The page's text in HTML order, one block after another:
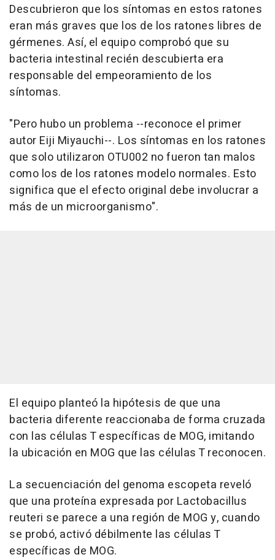
Descubrieron que los síntomas en estos ratones
eran más graves que los de los ratones libres de
gérmenes. Así, el equipo comprobó que su
bacteria intestinal recién descubierta era
responsable del empeoramiento de los
síntomas.
"Pero hubo un problema --reconoce el primer
autor Eiji Miyauchi--. Los síntomas en los ratones
que solo utilizaron OTU002 no fueron tan malos
como los de los ratones modelo normales. Esto
significa que el efecto original debe involucrar a
más de un microorganismo".
El equipo planteó la hipótesis de que una
bacteria diferente reaccionaba de forma cruzada
con las células T específicas de MOG, imitando
la ubicación en MOG que las células T reconocen.
La secuenciación del genoma escopeta reveló
que una proteína expresada por Lactobacillus
reuteri se parece a una región de MOG y, cuando
se probó, activó débilmente las células T
específicas de MOG.